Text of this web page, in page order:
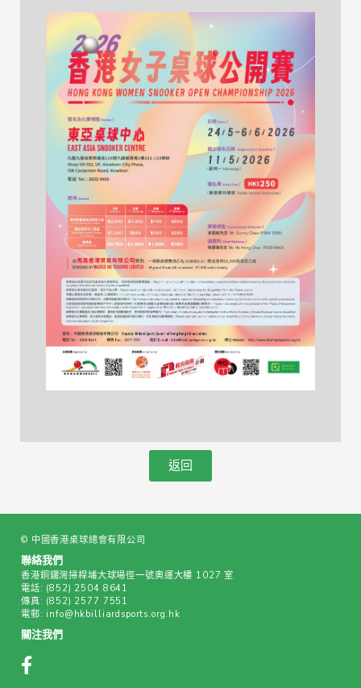
返回
© 中國香港桌球總會有限公司
聯絡我們
香港銅鑼灣掃桿埔大球場徑一號奧運大樓 1027 室
電話: (852) 2504 8641
傳真: (852) 2577 7551
電郵: info@hkbilliardsports.org.hk
關注我們